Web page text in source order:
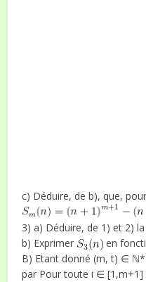
c) Déduire, de b), que,
3) a) Déduire, de 1) et 2)
b) Exprimer
en
B) Etant donné (m, t) ∈
par Pour toute i ∈ [1,m+1]